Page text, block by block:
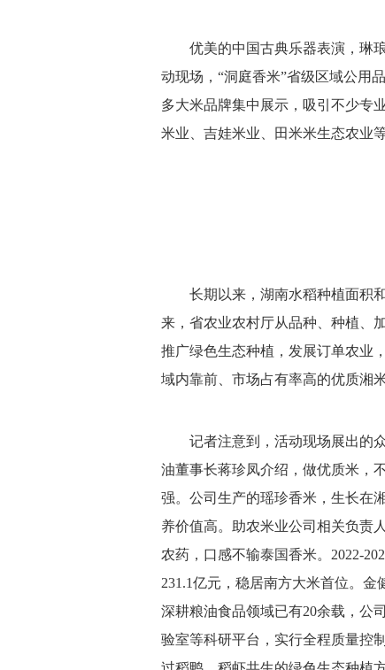
优美的中国古典乐器表演，琳
动现场，“洞庭香米”省级区域公用
多大米品牌集中展示，吸引不少专
米业、吉娃米业、田米米生态农业
长期以来，湖南水稻种植面积
来，省农业农村厅从品种、种植、
推广绿色生态种植，发展订单农业
域内靠前、市场占有率高的优质湘米
记者注意到，活动现场展出的
油董事长蒋珍凤介绍，做优质米，
强。公司生产的瑶珍香米，生长在
养价值高。助农米业公司相关负责
农药，口感不输泰国香米。2022-
231.1亿元，稳居南方大米首位。金
深耕粮油食品领域已有20余载，公
验室等科研平台，实行全程质量控